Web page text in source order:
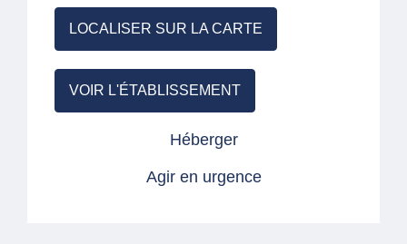
LOCALISER SUR LA CARTE
VOIR L'ÉTABLISSEMENT
Héberger
Agir en urgence